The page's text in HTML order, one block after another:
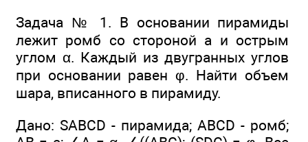
Задача № 1. В основании пирамиды
лежит ромб со стороной а и острым
углом α. Каждый из двугранных углов
при основании равен φ. Найти объем
шара, вписанного в пирамиду.
Дано: SABCD - пирамида; ABCD - ромб;